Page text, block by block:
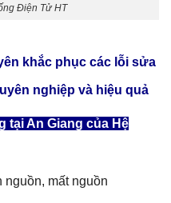
Điện Tử HT
khắc phục các lỗi sửa
nghiệp và hiệu quả
tại An Giang của Hệ
mất nguồn